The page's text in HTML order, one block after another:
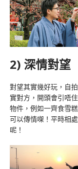
2) 深情對望
對望其實幾好玩，自
實對方，開頭會引唔
物件，例如一齊食雪
可以傳情㗎！平時相
呢！